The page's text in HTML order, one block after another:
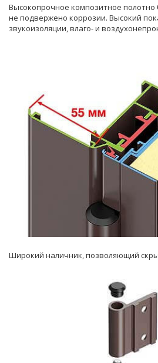
Высокопрочное композитное полотно
не подвержено коррозии. Высокий
звукоизоляции, влаго- и
Широкий наличник, позволяющий